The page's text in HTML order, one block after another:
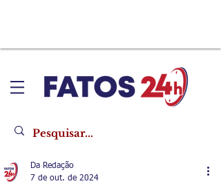
Da Redação
7 de out. de 2024